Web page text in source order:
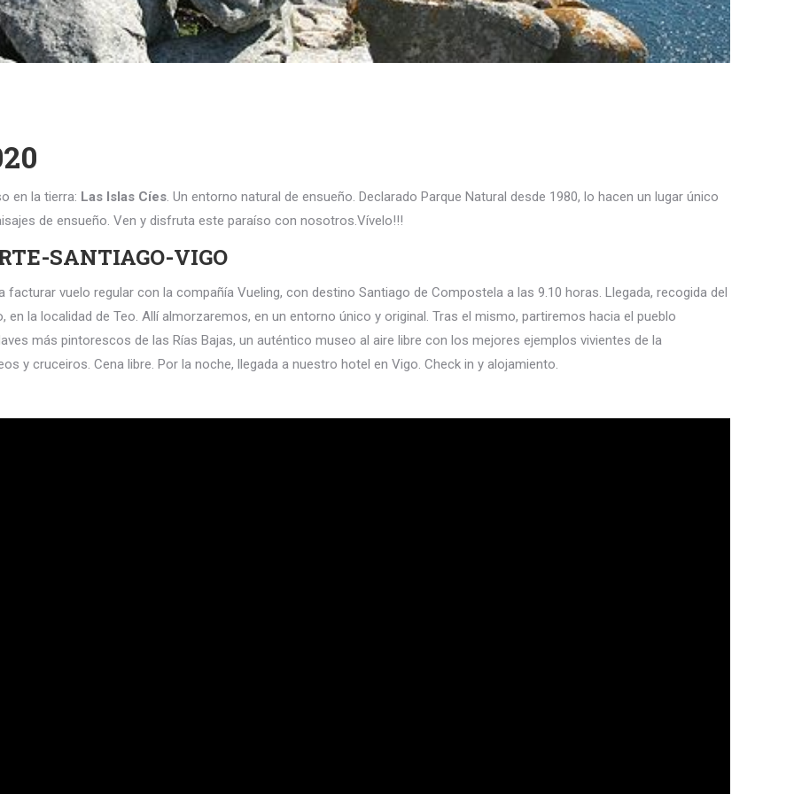
en la tierra: Las Islas Cíes. Un entorno natural de ensueño. Declarado Parque Natural desde 1980, lo hacen un lugar único
de ensueño. Ven y disfruta este paraíso con nosotros.Vívelo!!!
SANTIAGO-VIGO
vuelo regular con la compañía Vueling, con destino Santiago de Compostela a las 9.10 horas. Llegada, recogida del
en la localidad de Teo. Allí almorzaremos, en un entorno único y original. Tras el mismo, partiremos hacia el pueblo
más pintorescos de las Rías Bajas, un auténtico museo al aire libre con los mejores ejemplos vivientes de la
y cruceiros. Cena libre. Por la noche, llegada a nuestro hotel en Vigo. Check in y alojamiento.